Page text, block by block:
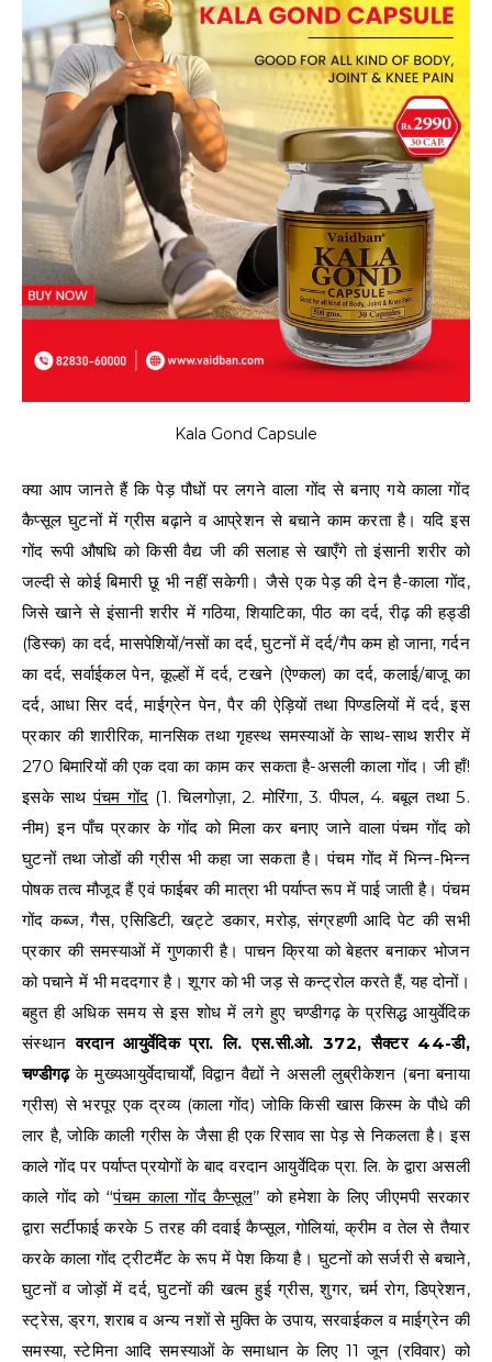
Kala Gond Capsule
क्या आप जानते हैं कि पेड़ पौधों पर लगने वाला गोंद से बनाए गये काला गोंद
कैप्सूल घुटनों में ग्रीस बढ़ाने व आप्रेशन से बचाने काम करता है। यदि इस
गोंद रूपी औषधि को किसी वैद्य जी की सलाह से खाएँगे तो इंसानी शरीर को
जल्दी से कोई बिमारी छू भी नहीं सकेगी। जैसे एक पेड़ की देन है-काला गोंद,
जिसे खाने से इंसानी शरीर में गठिया, शियाटिका, पीठ का दर्द, रीढ़ की हड्डी
(डिस्क) का दर्द, मासपेशियों/नसों का दर्द, घुटनों में दर्द/गैप कम हो जाना, गर्दन
का दर्द, सर्वाईकल पेन, कूल्हों में दर्द, टखने (ऐण्कल) का दर्द, कलाई/बाजू का
दर्द, आधा सिर दर्द, माईग्रेन पेन, पैर की ऐड़ियों तथा पिण्डलियों में दर्द, इस
प्रकार की शारीरिक, मानसिक तथा गृहस्थ समस्याओं के साथ-साथ शरीर में
270 बिमारियों की एक दवा का काम कर सकता है-असली काला गोंद। जी हाँ!
इसके साथपंचम गोंद (1. चिलगोज़ा, 2. मोरिंगा, 3. पीपल, 4. बबूल तथा 5.
नीम) इन पाँच प्रकार के गोंद को मिला कर बनाए जाने वाला पंचम गोंद को
घुटनों तथा जोडों की ग्रीस भी कहा जा सकता है। पंचम गोंद में भिन्न-भिन्न
पोषक तत्व मौजूद हैं एवं फाईबर की मात्रा भी पर्याप्त रूप में पाई जाती है। पंचम
गोंद कब्ज, गैस, एसिडिटी, खट्टे डकार, मरोड़, संग्रहणी आदि पेट की सभी
प्रकार की समस्याओं में गुणकारी है। पाचन क्रिया को बेहतर बनाकर भोजन
को पचाने में भी मददगार है। शूगर को भी जड़ से कन्ट्रोल करते हैं, यह दोनों।
बहुत ही अधिक समय से इस शोध में लगे हुए चण्डीगढ़ के प्रसिद्ध आयुर्वेदिक
संस्थानवरदान आयुर्वेदिक प्रा. लि. एस.सी.ओ. 372, सैक्टर 44-डी,
चण्डीगढ़के मुख्यआयुर्वेदाचार्यों, विद्वान वैद्यों ने असली लुब्रीकेशन (बना बनाया
ग्रीस) से भरपूर एक द्रव्य (काला गोंद) जोकि किसी खास किस्म के पौधे की
लार है, जोकि काली ग्रीस के जैसा ही एक रिसाव सा पेड़ से निकलता है। इस
काले गोंद पर पर्याप्त प्रयोगों के बाद वरदान आयुर्वेदिक प्रा. लि. के द्वारा असली
काले गोंद को ‘‘पंचम काला गोंद कैप्सूल’’ को हमेशा के लिए जीएमपी सरकार
द्वारा सर्टीफाई करके 5 तरह की दवाई कैप्सूल, गोलियां, क्रीम व तेल से तैयार
करके काला गोंद ट्रीटमैंट के रूप में पेश किया है। घुटनों को सर्जरी से बचाने,
घुटनों व जोड़ों में दर्द, घुटनों की खत्म हुई ग्रीस, शुगर, चर्म रोग, डिप्रेशन,
स्ट्रेस, ड्रग, शराब व अन्य नशों से मुक्ति के उपाय, सरवाईकल व माईग्रेन की
समस्या, स्टेमिना आदि समस्याओं के समाधान के लिए 11 जून (रविवार) को